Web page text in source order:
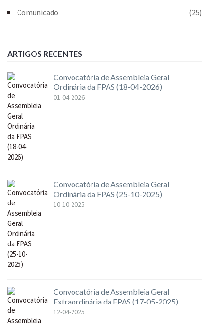
Comunicado
(25)
ARTIGOS RECENTES
Convocatória de Assembleia Geral
Ordinária da FPAS (18-04-2026)
01-04-2026
Convocatória de Assembleia Geral
Ordinária da FPAS (25-10-2025)
10-10-2025
Convocatória de Assembleia Geral
Extraordinária da FPAS (17-05-2025)
12-04-2025